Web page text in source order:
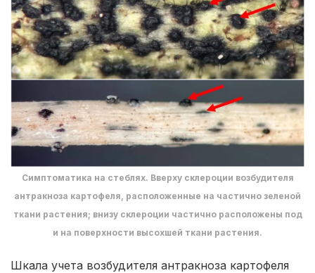
Симптоматика на стеблях. Вверху склероции возбудителя
антракноза картофеля, расположенные на частично зеленой
ткани растения; внизу склероции частично расположены под
и на поверхности высохшей ткани растения.
Шкала учета возбудителя антракноза картофеля